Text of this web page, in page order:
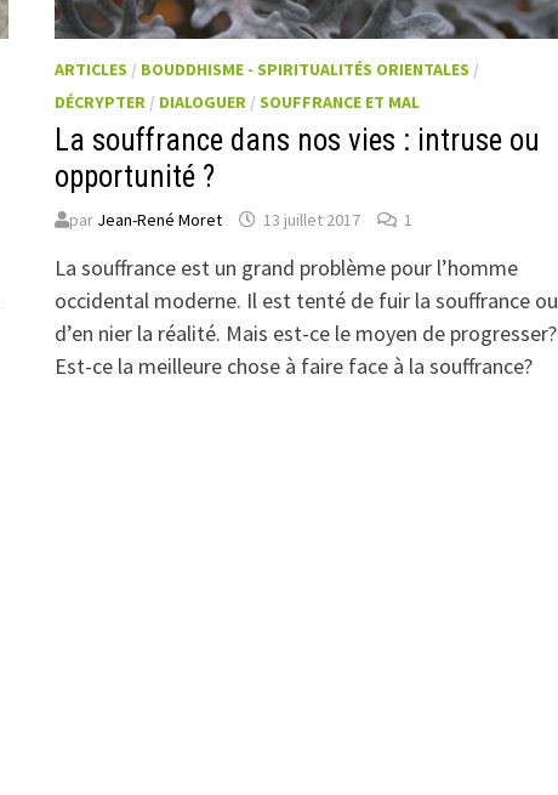
ARTICLES / BOUDDHISME - SPIRITUALITÉS ORIENTALES /
DÉCRYPTER / DIALOGUER /SOUFFRANCE ET MAL
La souffrance dans nos vies : intruse ou
opportunité ?
par Jean-René Moret 13 juillet 2017 1
La souffrance est un grand problème pour l’homme
occidental moderne. Il est tenté de fuir la souffrance ou
d’en nier la réalité. Mais est-ce le moyen de progresser?
Est-ce la meilleure chose à faire face à la souffrance?